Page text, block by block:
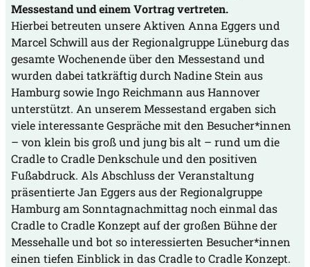
Messestand und einem Vortrag vertreten.
Hierbei betreuten unsere Aktiven Anna Eggers und
Marcel Schwill aus der Regionalgruppe Lüneburg das
gesamte Wochenende über den Messestand und
wurden dabei tatkräftig durch Nadine Stein aus
Hamburg sowie Ingo Reichmann aus Hannover
unterstützt. An unserem Messestand ergaben sich
viele interessante Gespräche mit den Besucher*innen
– von klein bis groß und jung bis alt – rund um die
Cradle to Cradle Denkschule und den positiven
Fußabdruck. Als Abschluss der Veranstaltung
präsentierte Jan Eggers aus der Regionalgruppe
Hamburg am Sonntagnachmittag noch einmal das
Cradle to Cradle Konzept auf der großen Bühne der
Messehalle und bot so interessierten Besucher*innen
einen tiefen Einblick in das Cradle to Cradle Konzept.